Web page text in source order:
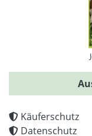
Käuferschutz
Datenschutz